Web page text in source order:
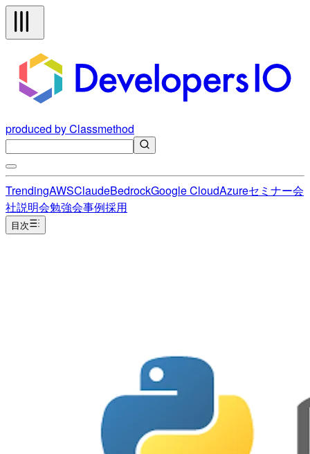
produced by Classmethod
TrendingAWSClaudeBedrockGoogle CloudAzureセミナー会
社説明会勉強会事例採用
目次